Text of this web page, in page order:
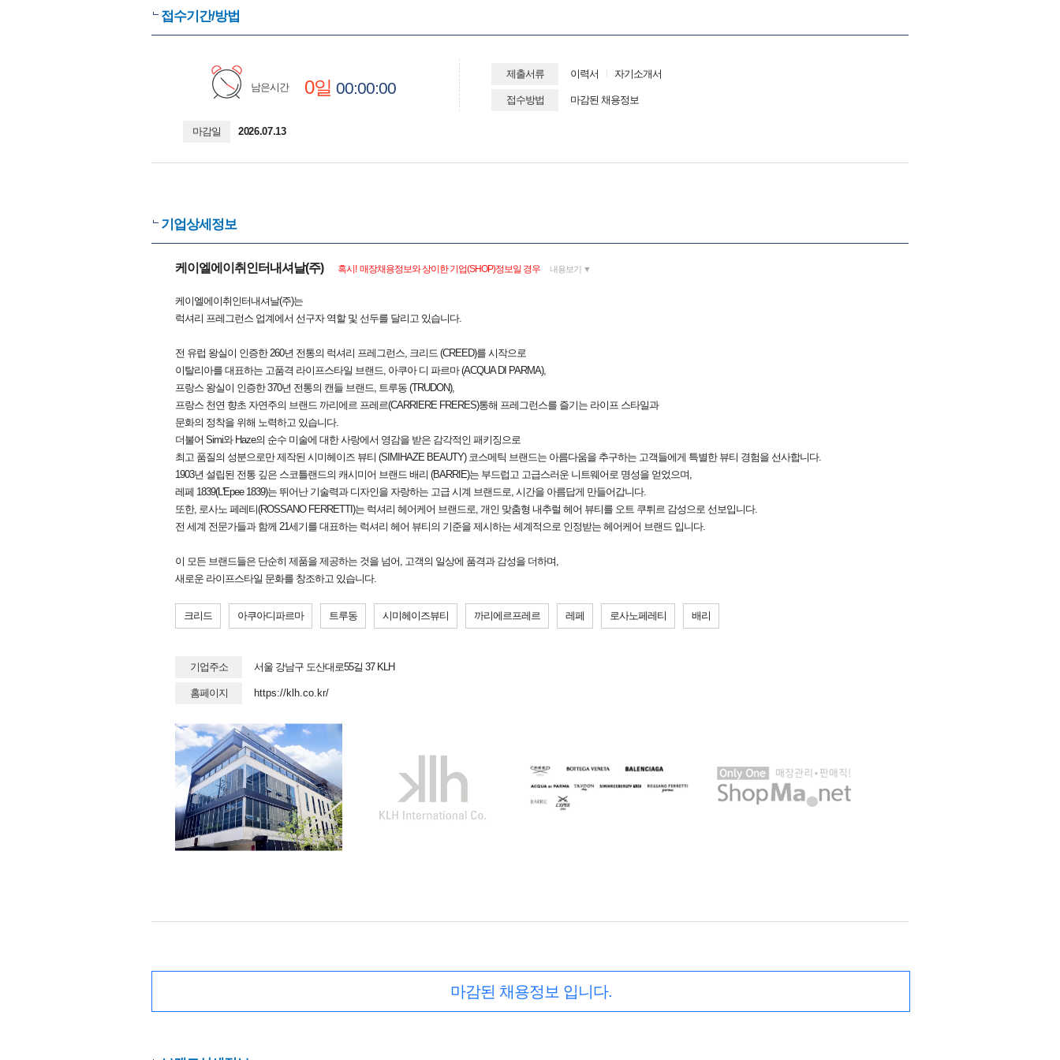
접수기간/방법
남은시간 0일 00:00:00
마감일 2026.07.13
제출서류 이력서 자기소개서
접수방법 마감된 채용정보
기업상세정보
케이엘에이취인터내셔날(주) 혹시! 매장채용정보와 상이한 기업(SHOP)정보일 경우 내용보기 ▼
케이엘에이취인터내셔날(주)는
럭셔리 프레그런스 업계에서 선구자 역할 및 선두를 달리고 있습니다.
전 유럽 왕실이 인증한 260년 전통의 럭셔리 프레그런스, 크리드 (CREED)를 시작으로
이탈리아를 대표하는 고품격 라이프스타일 브랜드, 아쿠아 디 파르마 (ACQUA DI PARMA),
프랑스 왕실이 인증한 370년 전통의 캔들 브랜드, 트루동 (TRUDON),
프랑스 천연 향초 자연주의 브랜드 까리에르 프레르(CARRIERE FRERES)통해 프레그런스를 즐기는 라이프 스타일과
문화의 정착을 위해 노력하고 있습니다.
더불어 Simi와 Haze의 순수 미술에 대한 사랑에서 영감을 받은 감각적인 패키징으로
최고 품질의 성분으로만 제작된 시미헤이즈 뷰티 (SIMIHAZE BEAUTY) 코스메틱 브랜드는 아름다움을 추구하는 고객들에게 특별한 뷰티 경험을 선사합니다.
1903년 설립된 전통 깊은 스코틀랜드의 캐시미어 브랜드 배리 (BARRIE)는 부드럽고 고급스러운 니트웨어로 명성을 얻었으며,
레페 1839(L'Epee 1839)는 뛰어난 기술력과 디자인을 자랑하는 고급 시계 브랜드로, 시간을 아름답게 만들어갑니다.
또한, 로사노 페레티(ROSSANO FERRETTI)는 럭셔리 헤어케어 브랜드로, 개인 맞춤형 내추럴 헤어 뷰티를 오트 쿠튀르 감성으로 선보입니다.
전 세계 전문가들과 함께 21세기를 대표하는 럭셔리 헤어 뷰티의 기준을 제시하는 세계적으로 인정받는 헤어케어 브랜드 입니다.
이 모든 브랜드들은 단순히 제품을 제공하는 것을 넘어, 고객의 일상에 품격과 감성을 더하며,
새로운 라이프스타일 문화를 창조하고 있습니다.
크리드 아쿠아디파르마 트루동 시미헤이즈뷰티 까리에르프레르 레페 로사노페레티 배리
기업주소 서울 강남구 도산대로55길 37 KLH
홈페이지 https://klh.co.kr/
마감된 채용정보 입니다.